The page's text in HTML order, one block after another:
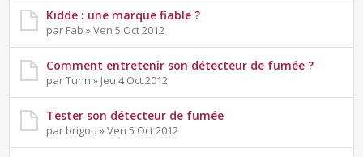
Kidde : une marque fiable ?
par Fab » Ven 5 Oct 2012
Comment entretenir son détecteur de fumée ?
par Turin » Jeu 4 Oct 2012
Tester son détecteur de fumée
par brigou » Ven 5 Oct 2012